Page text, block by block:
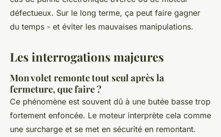
défectueux. Sur le long terme, ça peut faire gagner
du temps - et éviter les mauvaises manipulations.
Les interrogations majeures
Mon volet remonte tout seul après la
fermeture, que faire ?
Ce phénomène est souvent dû à une butée basse trop
fortement enfoncée. Le moteur interprète cela comme
une surcharge et se met en sécurité en remontant.